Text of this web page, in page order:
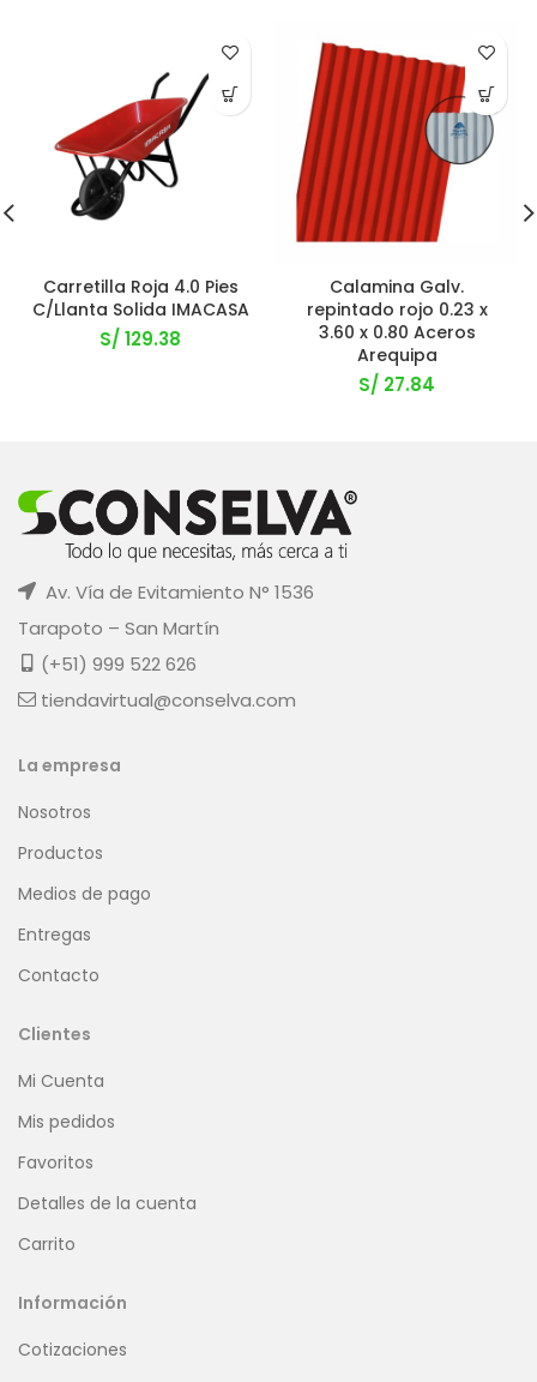
Carretilla Roja 4.0 Pies
C/Llanta Solida IMACASA
S/ 129.38
Calamina Galv.
repintado rojo 0.23 x
3.60 x 0.80 Aceros
Arequipa
S/ 27.84
Av. Vía de Evitamiento N° 1536
Tarapoto – San Martín
(+51) 999 522 626
tiendavirtual@conselva.com
La empresa
Nosotros
Productos
Medios de pago
Entregas
Contacto
Clientes
Mi Cuenta
Mis pedidos
Favoritos
Detalles de la cuenta
Carrito
Información
Cotizaciones